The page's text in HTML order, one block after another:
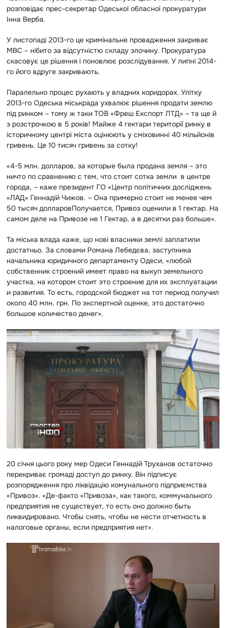
розповідає прес-секретар Одеської обласної прокуратури
Інна Верба.
У листопаді 2013-го це кримінальне провадження закриває
МВС – нібито за відсутністю складу злочину. Прокуратура
скасовує це рішення і поновлює розслідування. У липні 2014-
го його вдруге закривають.
Паралельно процес рухають у владних коридорах. Улітку
2013-го Одеська міськрада ухвалює рішення продати землю
під ринком – тому ж таки ТОВ «Фреш Експорт ЛТД» – та ще й
з розстрочкою в 5 років! Майже 4 гектари території ринку в
історичному центрі міста оцінюють у сміховинні 40 мільйонів
гривень. Це 10 тисяч гривень за сотку!
«4-5 млн. долларов, за которые была продана земля – это
ничто по сравнению с тем, что стоит сотка земли в центре
города, – каже президент ГО «Центр політичних досліджень
«ЛАД» Геннадій Чижов. – Она примерно стоит не менее чем
50 тысяч долларовПолучается, Привоз оценили в 1 гектар. На
самом деле на Привозе не 1 Гектар, а в десятки раз больше».
Та міська влада каже, що нові власники землі заплатили
достатньо. За словами Романа Лебедєва, заступника
начальника юридичного департаменту Одеси, «любой
собственник строений имеет право на выкуп земельного
участка, на котором стоит это строение для их эксплуатации
и развития. То есть, городской бюджет на тот период получил
около 40 млн. грн. По экспертной оценке, это достаточно
большое количество денег».
20 січня цього року мер Одеси Геннадій Труханов остаточно
перекриває громаді доступ до ринку. Він підписує
розпорядження про ліквідацію комунального підприємства
«Привоз». «Де-факто «Привоза», как такого, коммунального
предприятия не существует, то есть оно должно быть
ликвидировано. Чтобы снять, чтобы не нести отчетность в
налоговые органы, если предприятия нет».